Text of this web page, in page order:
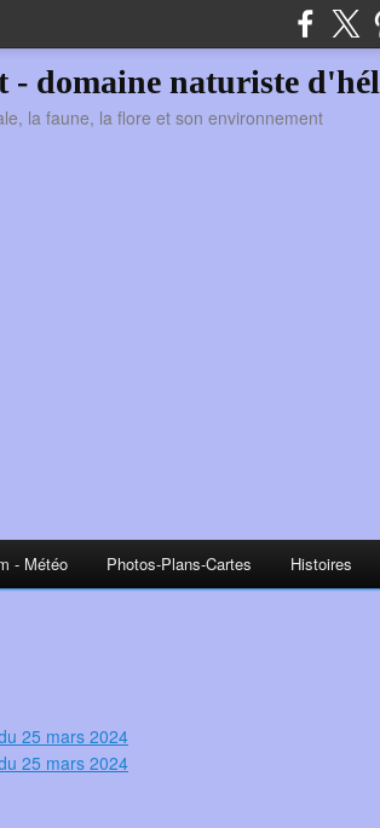
- domaine naturiste
la faune, la flore et son environnement
- Météo Photos-Plans-Cartes Histoires